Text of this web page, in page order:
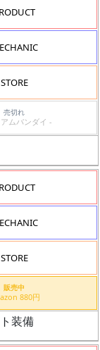
STORE
売切れ
プレミアムバンダイ -
STORE
販売中
Amazon 880円
装備